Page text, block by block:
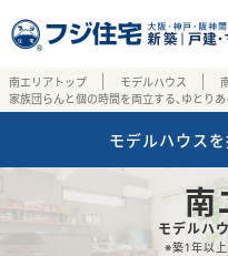
南エリアトップ モデルハウス
家族団らんと個の時間を両立する、ゆとり
モデルハウス
南
モデルハ
※築1年以